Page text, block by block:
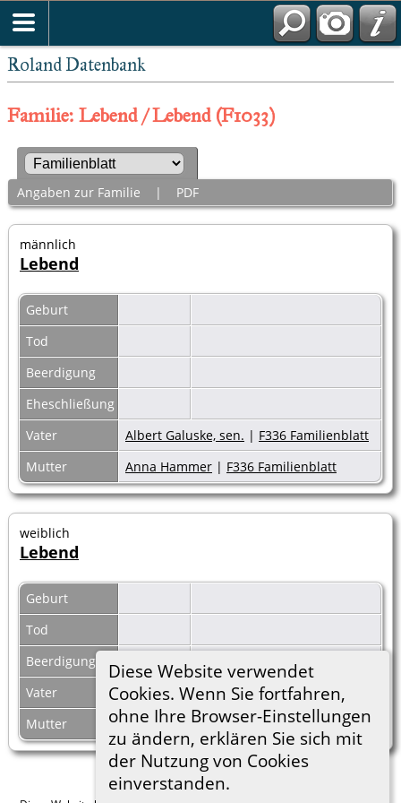
Roland Datenbank
Diese Website verwendet
Cookies. Wenn Sie fortfahren,
ohne Ihre Browser-Einstellungen
zu ändern, erklären Sie sich mit
der Nutzung von Cookies
einverstanden.
Familie: Lebend / Lebend (F1033)
Angaben zur Familie | PDF
männlich
Lebend
Geburt
Tod
Beerdigung
Eheschließung
Vater
Albert Galuske, sen. | F336 Familienblatt
Mutter
Anna Hammer | F336 Familienblatt
weiblich
Lebend
Geburt
Tod
Beerdigung
Vater
Mutter